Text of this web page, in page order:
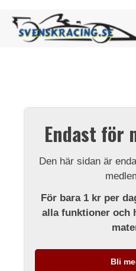
Endast för
Den här sidan är
För bara 1 kr per
alla funktioner och
Bli